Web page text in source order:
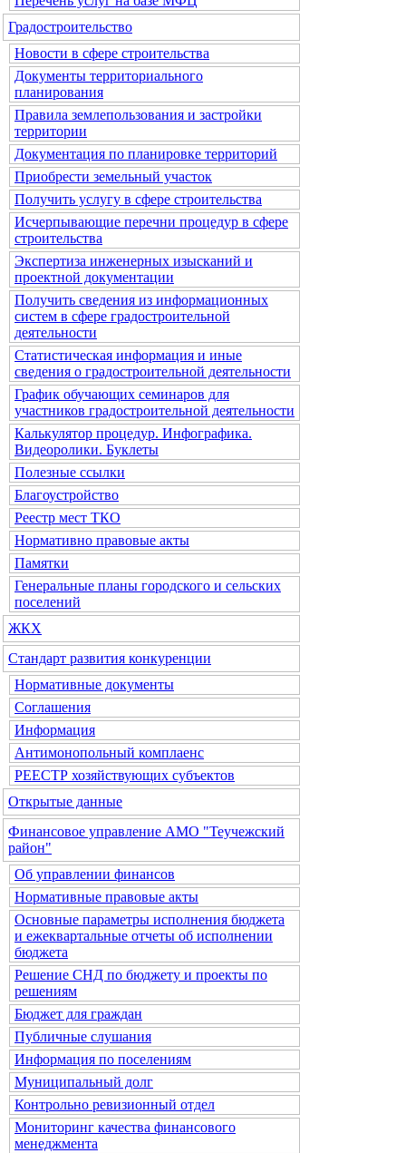
Градостроительство
Новости в сфере строительства
Документы территориального
планирования
Правила землепользования и застройки
территории
Документация по планировке территорий
Приобрести земельный участок
Получить услугу в сфере строительства
Исчерпывающие перечни процедур в сфере
строительства
Экспертиза инженерных изысканий и
проектной документации
Получить сведения из информационных
систем в сфере градостроительной
деятельности
Статистическая информация и иные
сведения о градостроительной деятельности
График обучающих семинаров для
участников градостроительной деятельности
Калькулятор процедур. Инфографика.
Видеоролики. Буклеты
Полезные ссылки
Благоустройство
Реестр мест ТКО
Нормативно правовые акты
Памятки
Генеральные планы городского и сельских
поселений
ЖКХ
Стандарт развития конкуренции
Нормативные документы
Соглашения
Информация
Антимонопольный комплаенс
РЕЕСТР хозяйствующих субъектов
Открытые данные
Финансовое управление АМО "Теучежский
район"
Об управлении финансов
Нормативные правовые акты
Основные параметры исполнения бюджета
и ежеквартальные отчеты об исполнении
бюджета
Решение СНД по бюджету и проекты по
решениям
Бюджет для граждан
Публичные слушания
Информация по поселениям
Муниципальный долг
Контрольно ревизионный отдел
Мониторинг качества финансового
менеджмента